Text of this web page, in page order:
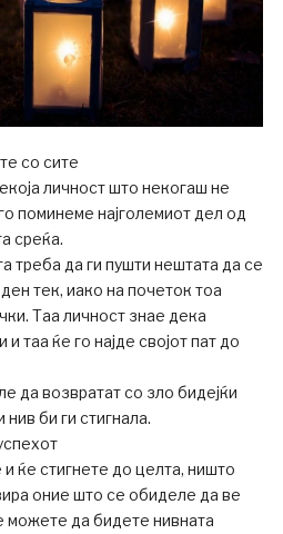
со сите
личност што некогаш не
поминеме најголемиот дел од
среќа.
треба да ги пушти нештата да се
тек, иако на почеток тоа
Таа личност знае дека
таа ќе го најде својот пат до
да возвратат со зло бидејќи
би ги стигнала.
и ќе стигнете до целта, ништо
оние што се обиделе да ве
можете да бидете нивната